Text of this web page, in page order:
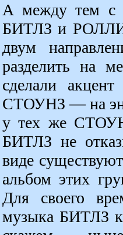
А между тем с
БИТЛЗ и
двум
разделить на
сделали
СТОУНЗ — на
у тех же
БИТЛЗ не
виде
альбом этих
Для своего
музыка БИТЛЗ